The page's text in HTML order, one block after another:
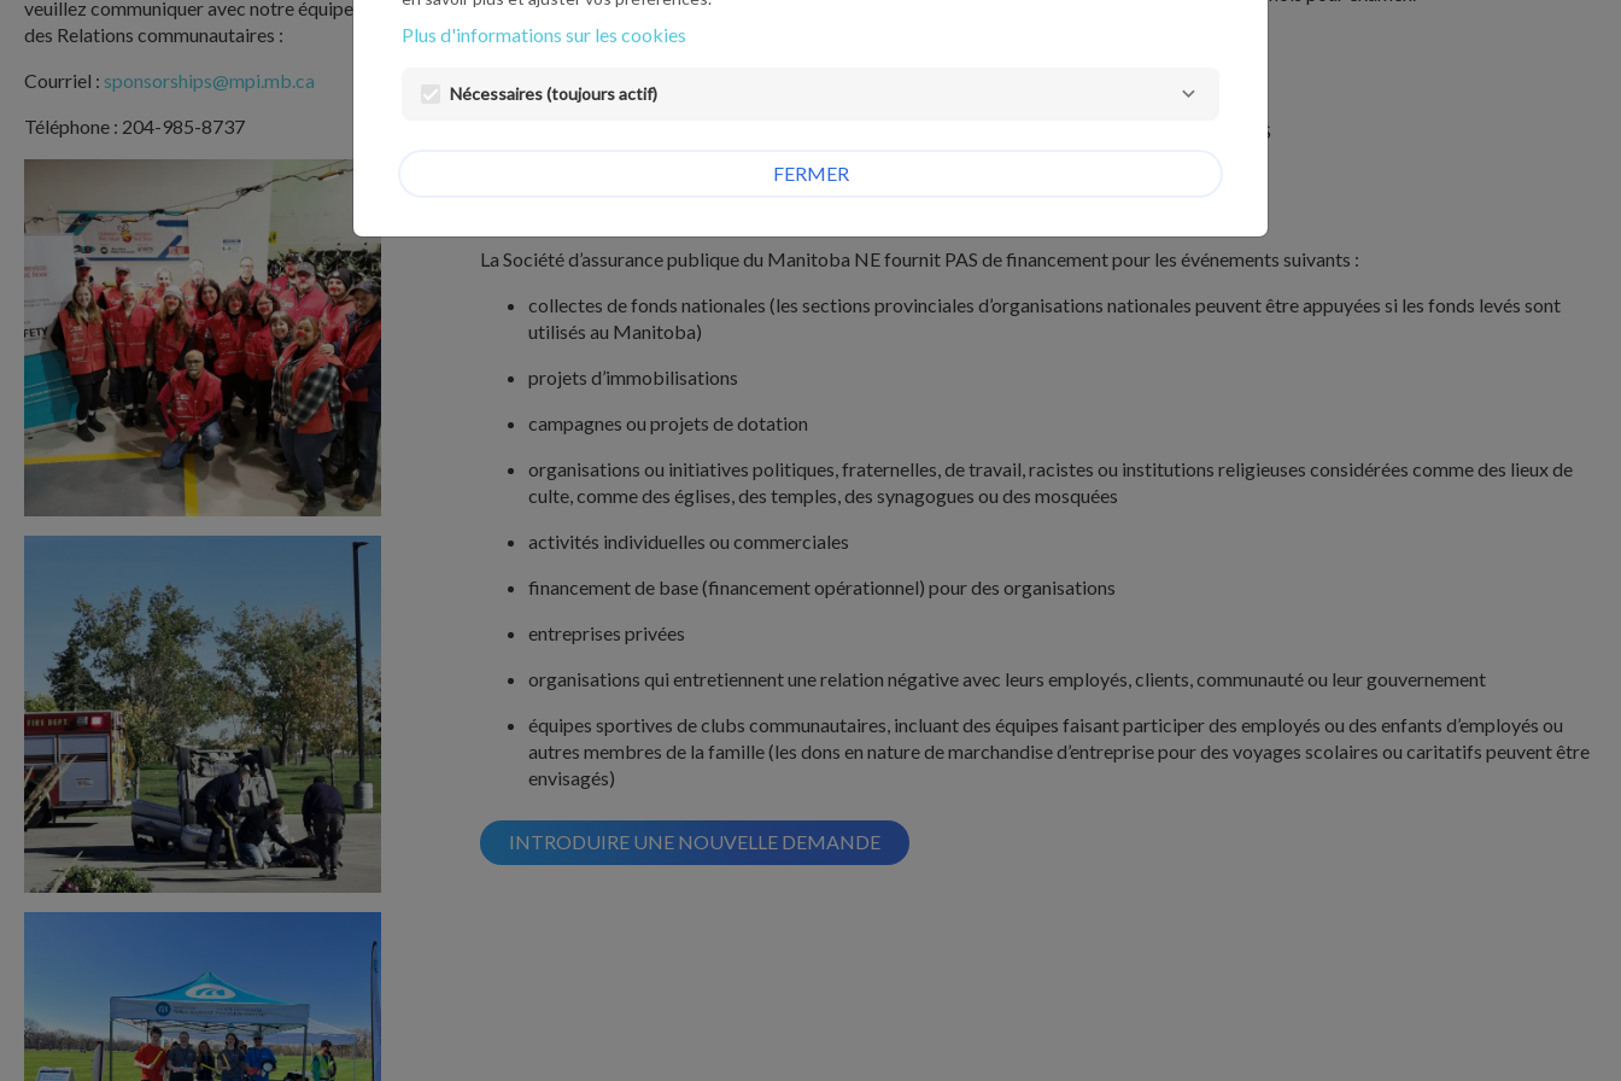
veuillez communiquer avec notre équipe
des Relations communautaires :
Courriel : sponsorships@mpi.mb.ca
Téléphone : 204-985-8737
Les demandeurs retenus doivent satisfaire à un certain nombre de critères.
Veuillez garder à l’esprit quelques échéanciers importants pour votre demande :
Au moins 60 jours avant une demande d’événement ou de programme de moins de 10 000 $
Au moins 90 jours avant une demande d’événement ou de programme de 10 000 $ ou plus
La Société d’assurance publique du Manitoba NE fournit PAS de financement pour les événements suivants :
collectes de fonds nationales (les sections provinciales d’organisations nationales peuvent être appuyées si les fonds levés sont
utilisés au Manitoba)
projets d’immobilisations
campagnes ou projets de dotation
organisations ou initiatives politiques, fraternelles, de travail, racistes ou institutions religieuses considérées comme des lieux de
culte, comme des églises, des temples, des synagogues ou des mosquées
activités individuelles ou commerciales
financement de base (financement opérationnel) pour des organisations
entreprises privées
organisations qui entretiennent une relation négative avec leurs employés, clients, communauté ou leur gouvernement
équipes sportives de clubs communautaires, incluant des équipes faisant participer des employés ou des enfants d’employés ou
autres membres de la famille (les dons en nature de marchandise d’entreprise pour des voyages scolaires ou caritatifs peuvent être
envisagés)
INTRODUIRE UNE NOUVELLE DEMANDE
Plus d'informations sur les cookies
Nécessaires (toujours actif)
FERMER